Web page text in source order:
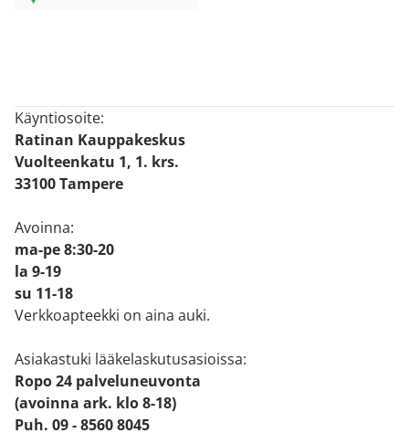
Käyntiosoite:
Ratinan Kauppakeskus
Vuolteenkatu 1, 1. krs.
33100 Tampere
Avoinna:
ma-pe 8:30-20
la 9-19
su 11-18
Verkkoapteekki on aina auki.
Asiakastuki lääkelaskutusasioissa:
Ropo 24 palveluneuvonta
(avoinna ark. klo 8-18)
Puh. 09 - 8560 8045